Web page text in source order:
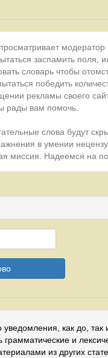
заспамить поля,
словарь чтобы
победить
рекламы своего
рады вам помочь.
слова будут
в умении
миссия. Надеемся на
как до,
и
из других